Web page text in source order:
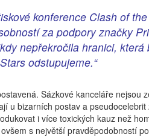
konference Clash of
za podpory značky
nepřekročila hranici,
odstupujeme.“
Sázkové kanceláře
bizarních postav a
i více toxických kauz než
s největší pravděpodobností